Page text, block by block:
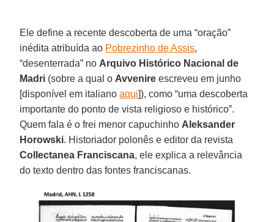
Ele define a recente descoberta de uma “oração”
inédita atribuída ao Pobrezinho de Assis,
“desenterrada” no Arquivo Histórico Nacional de
Madri (sobre a qual o Avvenire escreveu em junho
[disponível em italianoaqui]), como “uma descoberta
importante do ponto de vista religioso e histórico”.
Quem fala é o frei menor capuchinho Aleksander
Horowski. Historiador polonês e editor da revista
Collectanea Franciscana, ele explica a relevância
do texto dentro das fontes franciscanas.